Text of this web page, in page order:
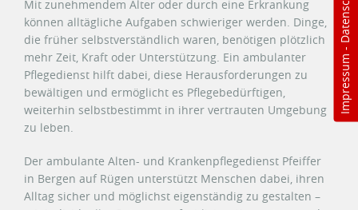
Impressum
-
Mit zunehmendem Alter oder durch eine Erkrankung
können alltägliche Aufgaben schwieriger werden. Dinge,
die früher selbstverständlich waren, benötigen plötzlich
mehr Zeit, Kraft oder Unterstützung. Ein ambulanter
Pflegedienst hilft dabei, diese Herausforderungen zu
bewältigen und ermöglicht es Pflegebedürftigen,
weiterhin selbstbestimmt in ihrer vertrauten Umgebung
zu leben.
Der ambulante Alten- und Krankenpflegedienst Pfeiffer
in Bergen auf Rügen unterstützt Menschen dabei, ihren
Alltag sicher und möglichst eigenständig zu gestalten –